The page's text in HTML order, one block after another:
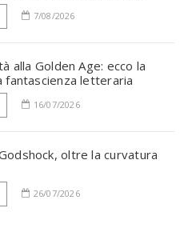
7/08/2026
alla Golden Age: ecco la
fantascienza letteraria
16/07/2026
oltre la curvatura
26/07/2026